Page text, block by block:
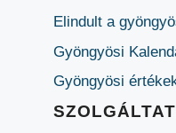
Elindult a
Gyöngyösi
Gyöngyösi